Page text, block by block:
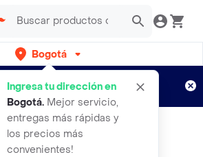
Bogotá
Ingresa tu dirección en
Bogotá. Mejor servicio,
entregas más rápidas y
los precios más
convenientes!
gratis por semanas
Aplican TyC
Swarovski